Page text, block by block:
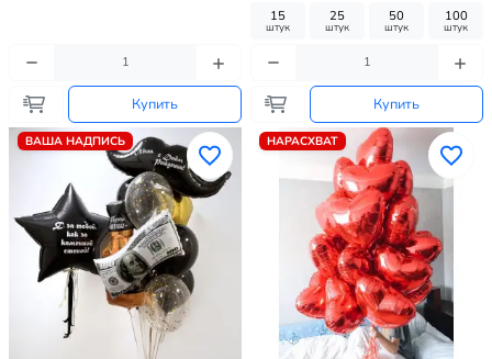
Купить
15
штук
25
штук
50
штук
100
штук
Купить
ВАША НАДПИСЬ НАРАСХВАТ